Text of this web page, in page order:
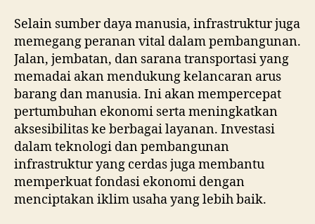
Selain sumber daya manusia, infrastruktur juga
memegang peranan vital dalam pembangunan.
Jalan, jembatan, dan sarana transportasi yang
memadai akan mendukung kelancaran arus
barang dan manusia. Ini akan mempercepat
pertumbuhan ekonomi serta meningkatkan
aksesibilitas ke berbagai layanan. Investasi
dalam teknologi dan pembangunan
infrastruktur yang cerdas juga membantu
memperkuat fondasi ekonomi dengan
menciptakan iklim usaha yang lebih baik.